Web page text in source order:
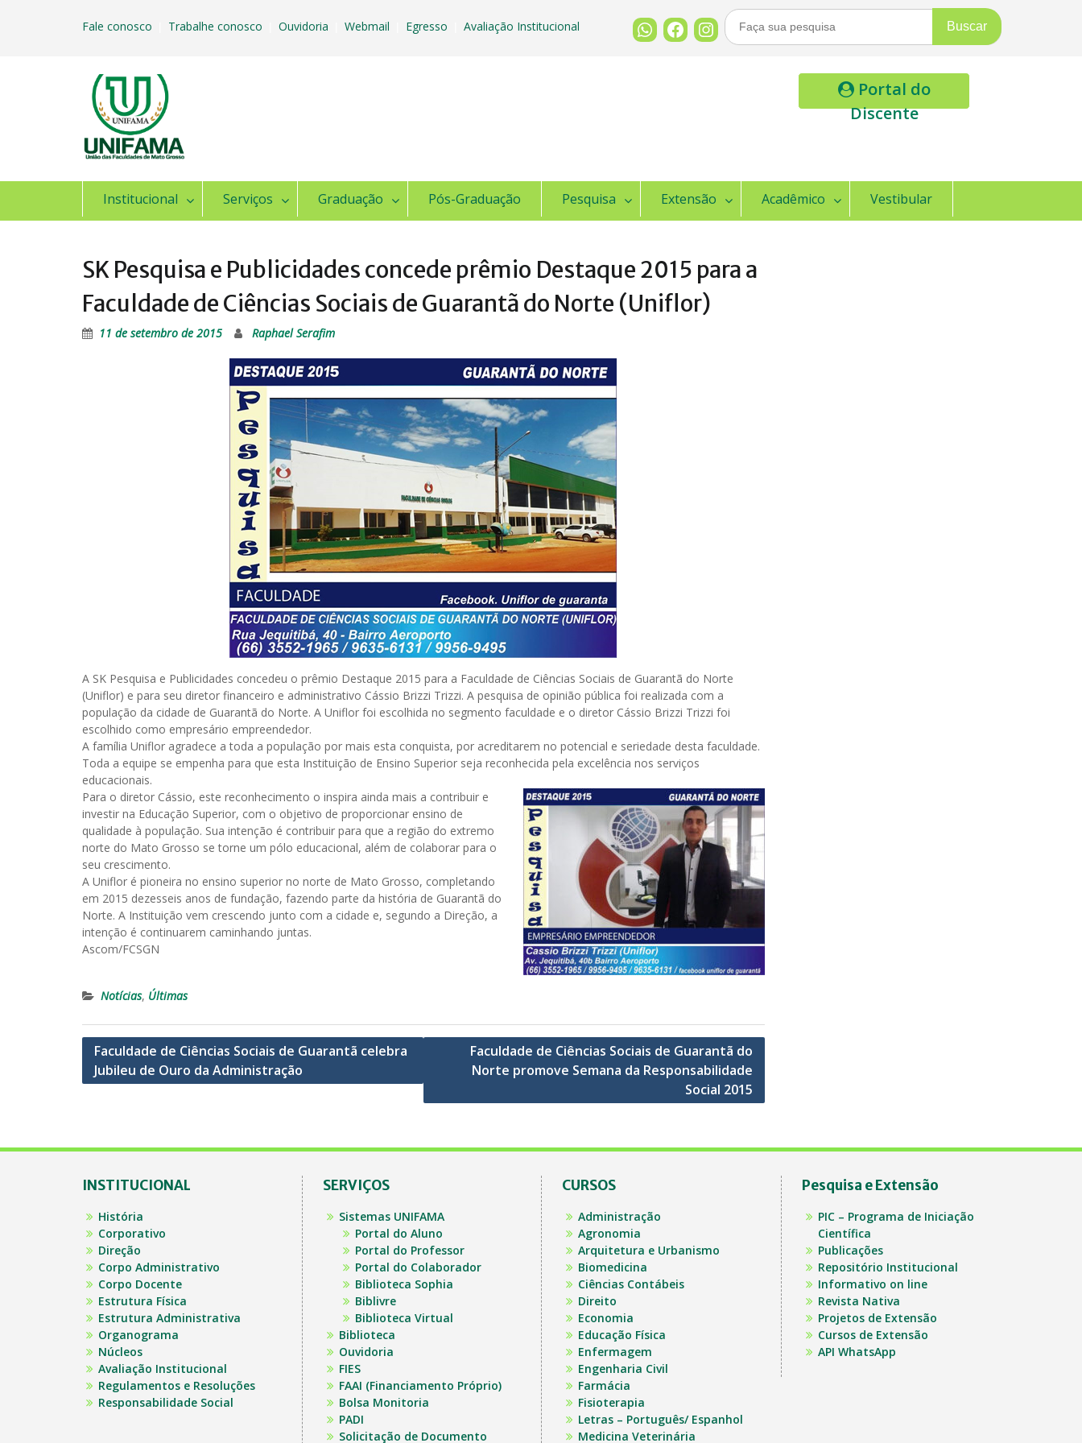
Fale conosco Trabalhe conosco Ouvidoria Webmail Egresso Avaliação Institucional
Buscar
Por:
Portal do
Discente
Institucional Serviços Graduação Pós-Graduação Pesquisa Extensão Acadêmico Vestibular
SK Pesquisa e Publicidades concede prêmio Destaque 2015 para a
Faculdade de Ciências Sociais de Guarantã do Norte (Uniflor)
11 de setembro de 2015 Raphael Serafim
A SK Pesquisa e Publicidades concedeu o prêmio Destaque 2015 para a Faculdade de Ciências Sociais de Guarantã do Norte
(Uniflor) e para seu diretor financeiro e administrativo Cássio Brizzi Trizzi. A pesquisa de opinião pública foi realizada com a
população da cidade de Guarantã do Norte. A Uniflor foi escolhida no segmento faculdade e o diretor Cássio Brizzi Trizzi foi
escolhido como empresário empreendedor.
A família Uniflor agradece a toda a população por mais esta conquista, por acreditarem no potencial e seriedade desta faculdade.
Toda a equipe se empenha para que esta Instituição de Ensino Superior seja reconhecida pela excelência nos serviços
educacionais.
Para o diretor Cássio, este reconhecimento o inspira ainda mais a contribuir e
investir na Educação Superior, com o objetivo de proporcionar ensino de
qualidade à população. Sua intenção é contribuir para que a região do extremo
norte do Mato Grosso se torne um pólo educacional, além de colaborar para o
seu crescimento.
A Uniflor é pioneira no ensino superior no norte de Mato Grosso, completando
em 2015 dezesseis anos de fundação, fazendo parte da história de Guarantã do
Norte. A Instituição vem crescendo junto com a cidade e, segundo a Direção, a
intenção é continuarem caminhando juntas.
Ascom/FCSGN
Notícias, Últimas
Navegação
de
Faculdade de Ciências Sociais de Guarantã celebra
Jubileu de Ouro da Administração
Faculdade de Ciências Sociais de Guarantã do
Norte promove Semana da Responsabilidade
Social 2015
INSTITUCIONAL
História
Corporativo
Direção
Corpo Administrativo
Corpo Docente
Estrutura Física
Estrutura Administrativa
Organograma
Núcleos
Avaliação Institucional
Regulamentos e Resoluções
Responsabilidade Social
SERVIÇOS
Sistemas UNIFAMA
Portal do Aluno
Portal do Professor
Portal do Colaborador
Biblioteca Sophia
Biblivre
Biblioteca Virtual
Biblioteca
Ouvidoria
FIES
FAAI (Financiamento Próprio)
Bolsa Monitoria
PADI
Solicitação de Documento
CURSOS
Administração
Agronomia
Arquitetura e Urbanismo
Biomedicina
Ciências Contábeis
Direito
Economia
Educação Física
Enfermagem
Engenharia Civil
Farmácia
Fisioterapia
Letras – Português/ Espanhol
Medicina Veterinária
Pesquisa e Extensão
PIC – Programa de Iniciação
Científica
Publicações
Repositório Institucional
Informativo on line
Revista Nativa
Projetos de Extensão
Cursos de Extensão
API WhatsApp